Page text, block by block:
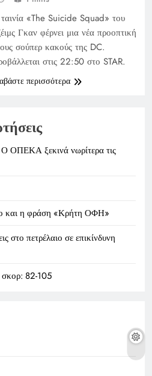
«The Suicide Squad» του
Γκαν φέρνει μια νέα προοπτική
σούπερ κακούς της DC.
στις 22:50 στο STAR.
περισσότερα
ΟΠΕΚΑ ξεκινά νωρίτερα τις
και η φράση «Κρήτη ΟΦΗ»
στο πετρέλαιο σε επικίνδυνη
82-105